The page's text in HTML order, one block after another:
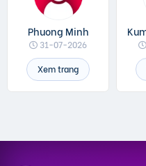
Phuong Minh
31-07-2026
Xem trang